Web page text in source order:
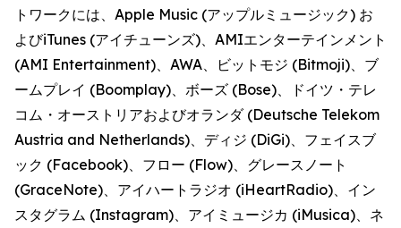
トワークには、Apple Music (アップルミュージック) お
よびiTunes (アイチューンズ)、AMIエンターテインメント
(AMI Entertainment)、AWA、ビットモジ (Bitmoji)、ブ
ームプレイ (Boomplay)、ボーズ (Bose)、ドイツ・テレ
コム・オーストリアおよびオランダ (Deutsche Telekom
Austria and Netherlands)、ディジ (DiGi)、フェイスブ
ック (Facebook)、フロー (Flow)、グレースノート
(GraceNote)、アイハートラジオ (iHeartRadio)、イン
スタグラム (Instagram)、アイミュージカ (iMusica)、ネ